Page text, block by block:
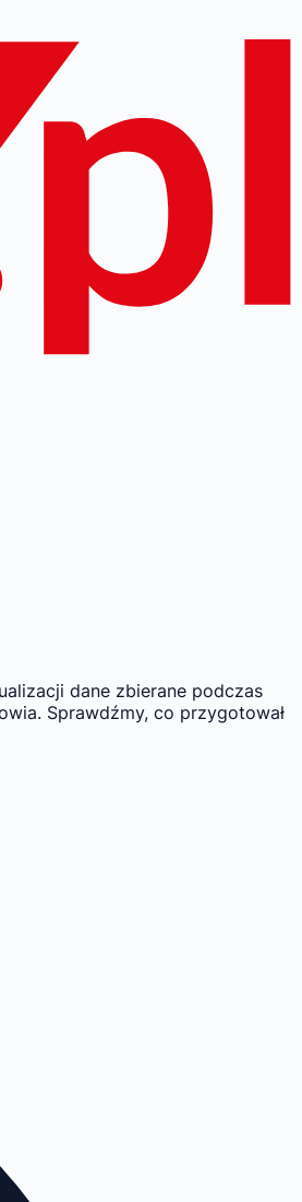
dane zbierane podczas
Sprawdźmy, co przygotował